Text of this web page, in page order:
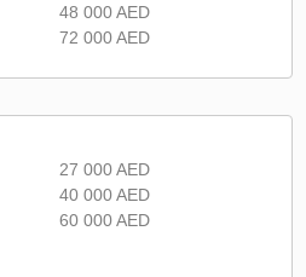
48 000 AED
72 000 AED
27 000 AED
40 000 AED
60 000 AED